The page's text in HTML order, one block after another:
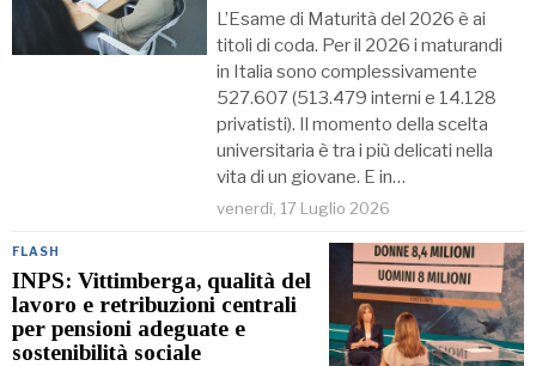
L’Esame di Maturità del 2026 è ai
titoli di coda. Per il 2026 i maturandi
in Italia sono complessivamente
527.607 (513.479 interni e 14.128
privatisti). Il momento della scelta
universitaria è tra i più delicati nella
vita di un giovane. E in…
venerdì, 17 Luglio 2026
FLASH
INPS: Vittimberga, qualità del
lavoro e retribuzioni centrali
per pensioni adeguate e
sostenibilità sociale